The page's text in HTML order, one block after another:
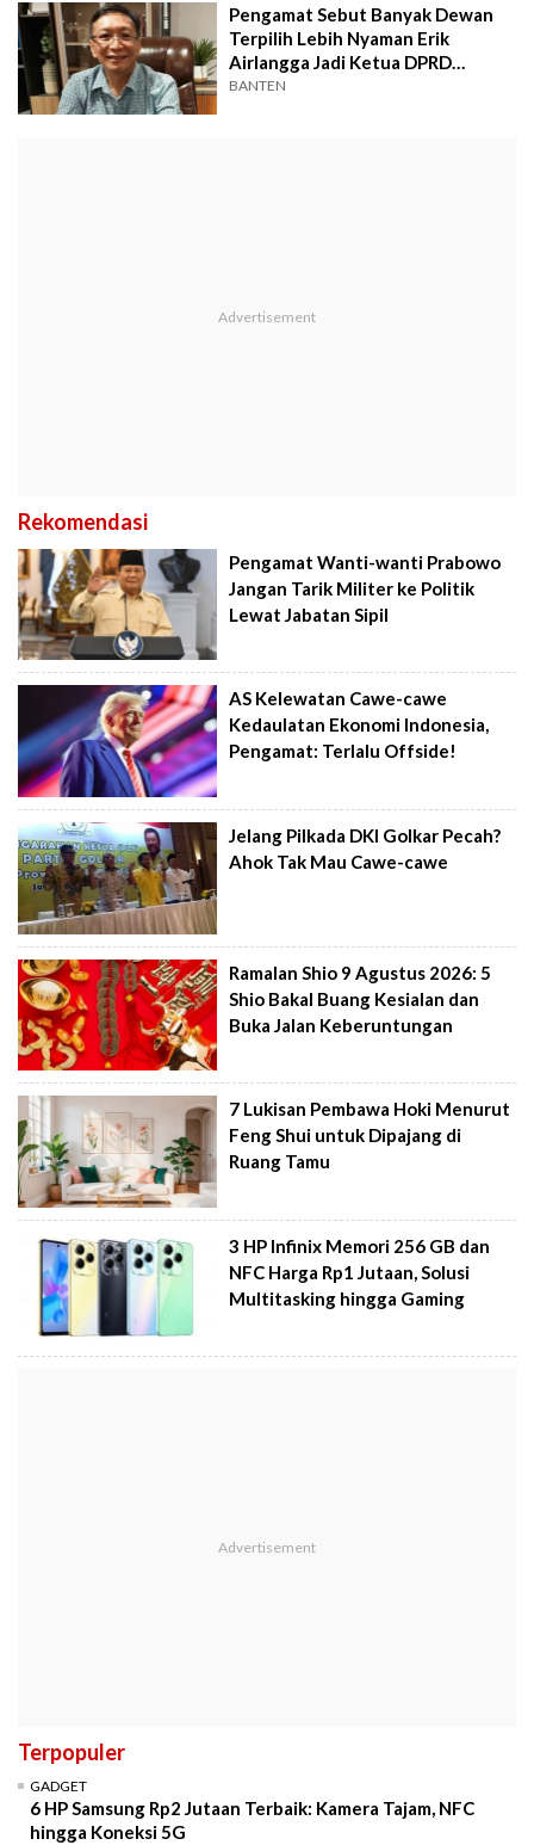
Pengamat Sebut Banyak Dewan
Terpilih Lebih Nyaman Erik
Airlangga Jadi Ketua DPRD
Cilegon
BANTEN
Rekomendasi
Pengamat Wanti-wanti Prabowo
Jangan Tarik Militer ke Politik
Lewat Jabatan Sipil
AS Kelewatan Cawe-cawe
Kedaulatan Ekonomi Indonesia,
Pengamat: Terlalu Offside!
Jelang Pilkada DKI Golkar Pecah?
Ahok Tak Mau Cawe-cawe
Ramalan Shio 9 Agustus 2026: 5
Shio Bakal Buang Kesialan dan
Buka Jalan Keberuntungan
7 Lukisan Pembawa Hoki Menurut
Feng Shui untuk Dipajang di
Ruang Tamu
3 HP Infinix Memori 256 GB dan
NFC Harga Rp1 Jutaan, Solusi
Multitasking hingga Gaming
Terpopuler
GADGET
6 HP Samsung Rp2 Jutaan Terbaik: Kamera Tajam, NFC
hingga Koneksi 5G